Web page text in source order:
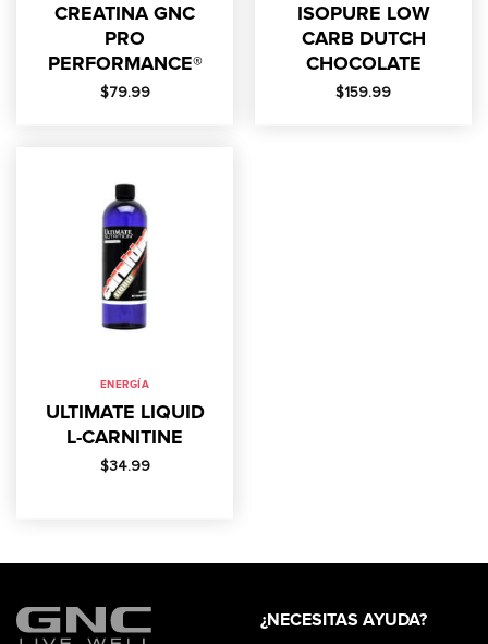
CREATINA GNC
PRO
PERFORMANCE®
$79.99
ISOPURE LOW
CARB DUTCH
CHOCOLATE
$159.99
ENERGÍA
ULTIMATE LIQUID
L-CARNITINE
$34.99
¿NECESITAS AYUDA?